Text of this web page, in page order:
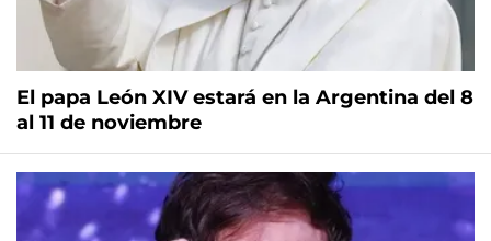
El papa León XIV estará en la Argentina del 8
al 11 de noviembre